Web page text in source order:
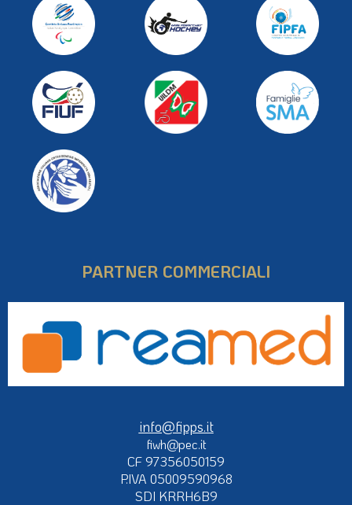
PARTNER COMMERCIALI
info@fipps.it
fiwh@pec.it
CF 97356050159
P.IVA 05009590968
SDI KRRH6B9